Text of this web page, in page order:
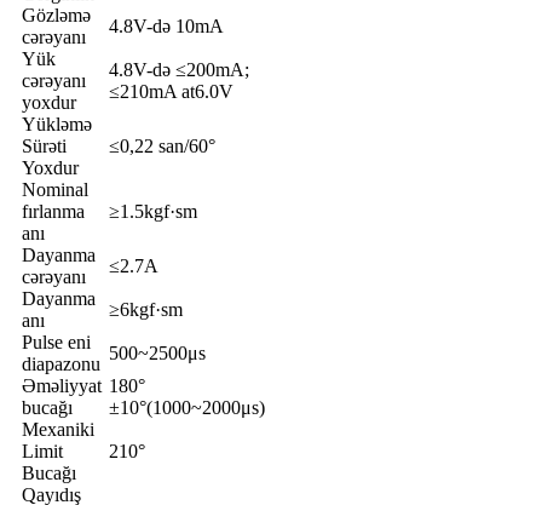
Gözləmə
cərəyanı
4.8V-də 10mA
Yük
cərəyanı
yoxdur
4.8V-də ≤200mA;
≤210mA at6.0V
Yükləmə
Sürəti
Yoxdur
≤0,22 san/60°
Nominal
fırlanma
anı
≥1.5kgf·sm
Dayanma
cərəyanı
≤2.7A
Dayanma
anı
≥6kgf·sm
Pulse eni
diapazonu
500~2500μs
Əməliyyat
bucağı
180°
±10°(1000~2000μs)
Mexaniki
Limit
Bucağı
210°
Qayıdış